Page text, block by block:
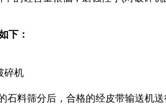
下：
碎机
石料筛分后，合格的经皮带输送机